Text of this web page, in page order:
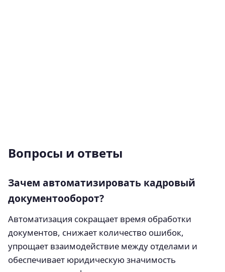
Вопросы и ответы
Зачем автоматизировать кадровый
документооборот?
Автоматизация сокращает время обработки
документов, снижает количество ошибок,
упрощает взаимодействие между отделами и
обеспечивает юридическую значимость